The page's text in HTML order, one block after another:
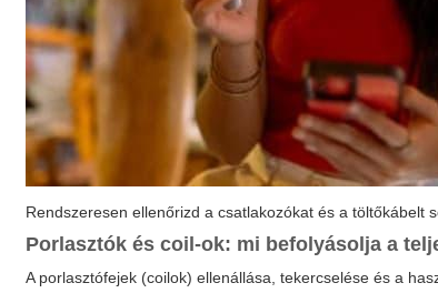
Rendszeresen ellenőrizd a csatlakozókat és a töltőkábelt
Porlasztók és coil-ok: mi befolyásolja a
A porlasztófejek (coilok) ellenállása, tekercselése és a